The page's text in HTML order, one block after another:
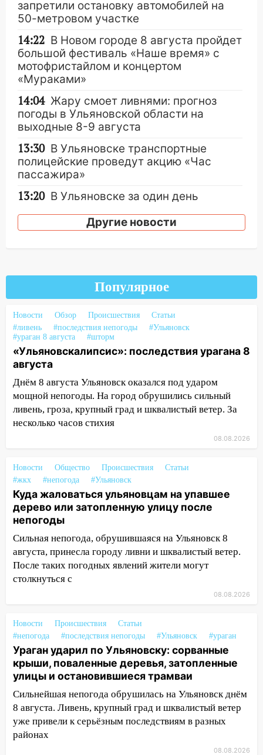
запретили остановку автомобилей на
50-метровом участке
14:22 В Новом городе 8 августа пройдет
большой фестиваль «Наше время» с
мотофристайлом и концертом
«Мураками»
14:04 Жару смоет ливнями: прогноз
погоды в Ульяновской области на
выходные 8-9 августа
13:30 В Ульяновске транспортные
полицейские проведут акцию «Час
пассажира»
13:20 В Ульяновске за один день
подростка в сквере
На Ульяновскую область
и шквал до 27 м/с
12:31 Ульяновец хотел купить иномарку
из Европы и потерял 760 тысяч рублей
12:20
столкнулись «Лада» и Chevrolet:
пострадал 14-летний подросток
12:00 Где есть бензин в Ульяновске 7
случайно задушил его: суд вынес
приговор
11:38 В Ленинском районе пожар
полностью уничтожил дачный дом и
сарай
11:38 В Госдуме предложили отменить
ЕГЭ с 2027 года
11:25 В Ульяновске ИИ будет выявлять
11:20
Ульяновская шахматистка
Валерия Клейменова выиграла два
золота в составе сборной мира
11:16 В Ульяновске открыли памятную
доску декабристу Кондратию Рылееву
10:40 В Ульяновске спасатели ночью
нашли потерявшегося в заброшенных
садах 79-летнего мужчину
Другие новости
Популярное
Новости Обзор Происшествия
Статьи
#ливень
#последствия непогоды
#Ульяновск
#ураган 8 августа
#шторм
«Ульяновскалипсис»: последствия урагана 8
августа
Днём 8 августа Ульяновск оказался под ударом
мощной непогоды. На город обрушились сильный
ливень, гроза, крупный град и шквалистый ветер. За
несколько часов стихия
08.08.2026
Новости Общество Происшествия
Статьи
#жкх
#непогода #Ульяновск
Куда жаловаться ульяновцам на упавшее
дерево или затопленную улицу после
непогоды
Сильная непогода, обрушившаяся на Ульяновск 8
августа, принесла городу ливни и шквалистый ветер.
После таких погодных явлений жители могут
столкнуться с
08.08.2026
Новости Происшествия
Статьи
#непогода
#последствия непогоды #Ульяновск #ураган
Ураган ударил по Ульяновску: сорванные
крыши, поваленные деревья, затопленные
улицы и остановившиеся трамваи
Сильнейшая непогода обрушилась на Ульяновск днём
8 августа. Ливень, крупный град и шквалистый ветер
уже привели к серьёзным последствиям в разных
районах
08.08.2026